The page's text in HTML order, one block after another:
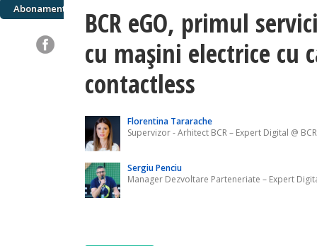
Abonamente
BCR eGO, primul
cu mașini electrice cu
contactless
Florentina Tararache
Supervizor - Arhitect BCR – Expert Digital @ BCR
Sergiu Penciu
Manager Dezvoltare Parteneriate – Expert